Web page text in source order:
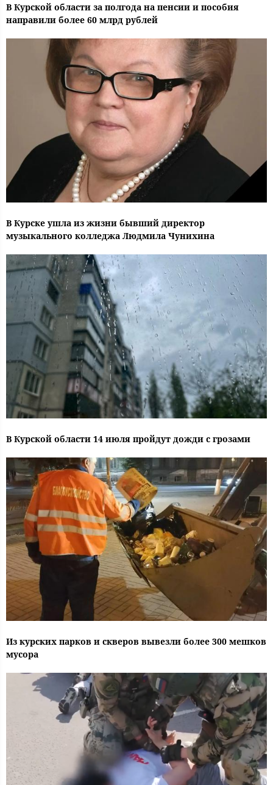
В Курской области за полгода на пенсии и пособия
направили более 60 млрд рублей
В Курске ушла из жизни бывший директор
музыкального колледжа Людмила Чунихина
В Курской области 14 июля пройдут дожди с грозами
Из курских парков и скверов вывезли более 300 мешков
мусора